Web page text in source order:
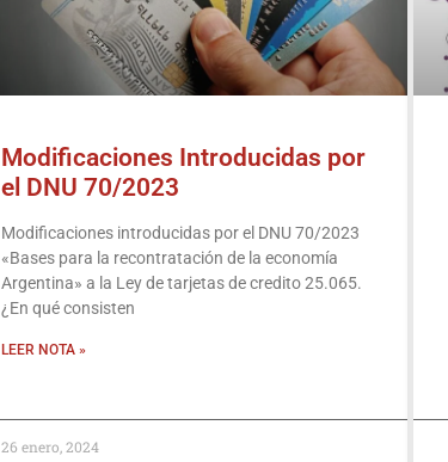
Modificaciones Introducidas por
el DNU 70/2023
Modificaciones introducidas por el DNU 70/2023
«Bases para la recontratación de la economía
Argentina» a la Ley de tarjetas de credito 25.065.
¿En qué consisten
LEER NOTA »
26 enero, 2024